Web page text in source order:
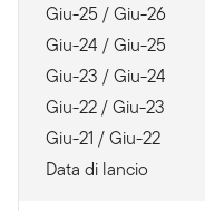
Giu-25 / Giu-26
Giu-24 / Giu-25
Giu-23 / Giu-24
Giu-22 / Giu-23
Giu-21 / Giu-22
Data di lancio